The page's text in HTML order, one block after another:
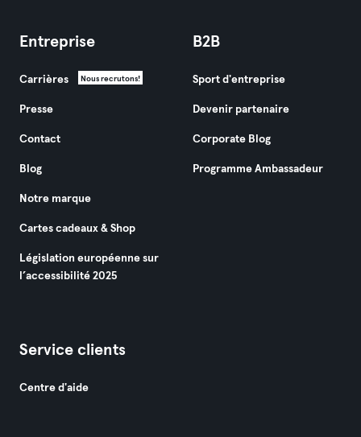
Entreprise
Carrières Nous recrutons!
Presse
Contact
Blog
Notre marque
Cartes cadeaux & Shop
Législation européenne sur
l’accessibilité 2025
B2B
Sport d'entreprise
Devenir partenaire
Corporate Blog
Programme Ambassadeur
Service clients
Centre d'aide